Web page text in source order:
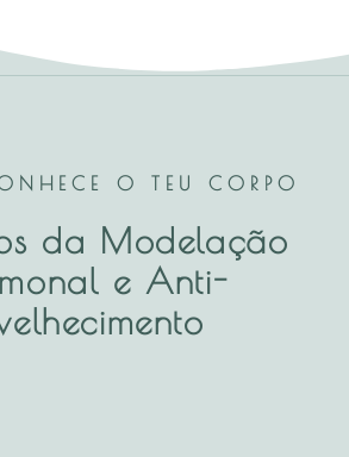
O TEU CORPO
da Modelação
e Anti-